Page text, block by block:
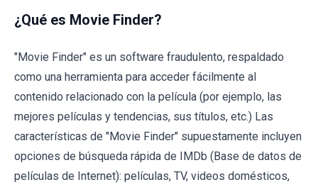
¿Qué es Movie Finder?
"Movie Finder" es un software fraudulento, respaldado
como una herramienta para acceder fácilmente al
contenido relacionado con la película (por ejemplo, las
mejores películas y tendencias, sus títulos, etc.) Las
características de "Movie Finder" supuestamente incluyen
opciones de búsqueda rápida de IMDb (Base de datos de
películas de Internet): películas, TV, videos domésticos,